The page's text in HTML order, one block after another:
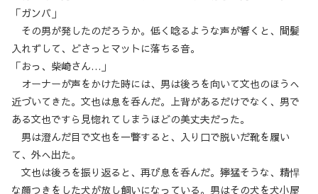
「ガンバ」
その男が発したのだろうか。低く唸るような声が響くと、間髪
入れずして、どさっとマットに落ちる音。
「おっ、柴崎さん…」
オーナーが声をかけた時には、男は後ろを向いて文也のほうへ
近づいてきた。文也は息を呑んだ。上背があるだけでなく、男で
ある文也ですら見惚れてしまうほどの美丈夫だった。
男は澄んだ目で文也を一瞥すると、入り口で脱いだ靴を履い
て、外へ出た。
文也は後ろを振り返ると、再び息を呑んだ。獰猛そうな、精悍
な顔つきをした犬が放し飼いになっている。男はその犬を犬小屋